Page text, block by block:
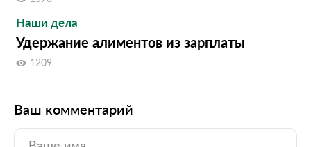
Наши дела
Удержание алиментов из зарплаты
1209
Ваш комментарий